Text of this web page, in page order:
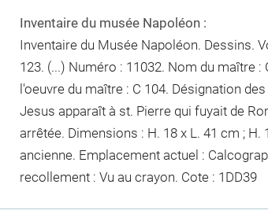
Inventaire du musée Napoléon :
Inventaire du Musée Napoléon. Dessins.
123. (...) Numéro : 11032. Nom du maître
l'oeuvre du maître : C 104. Désignation
Jesus apparaît à st. Pierre qui fuyait de
arrêtée. Dimensions : H. 18 x L. 41 cm ; H.
ancienne. Emplacement actuel :
recollement : Vu au crayon. Cote : 1DD39